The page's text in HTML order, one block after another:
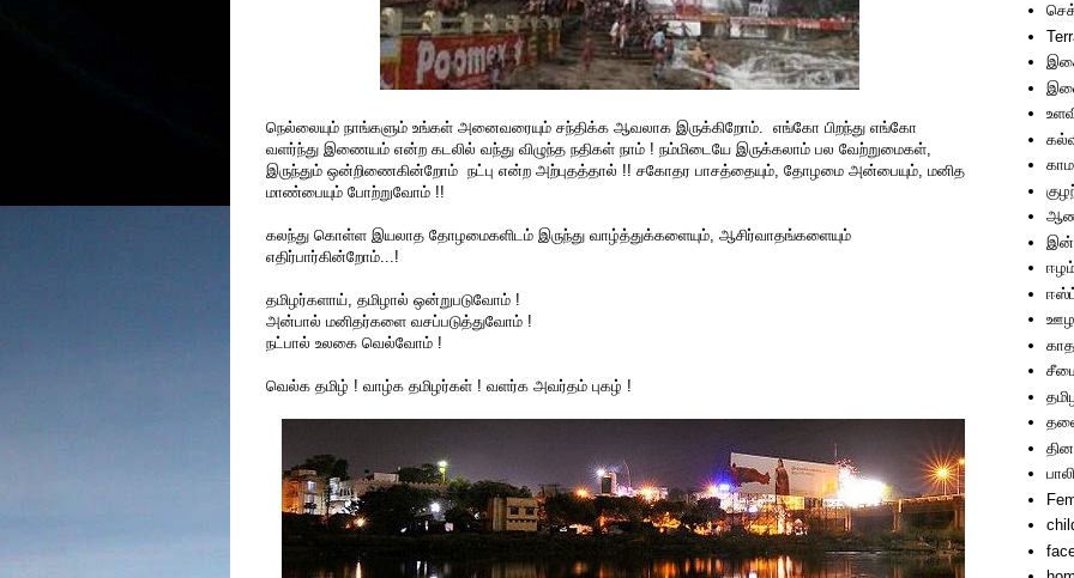
நெல்லையும் நாங்களும் உங்கள் அனைவரையும் சந்திக்க ஆவலாக இருக்கிறோம். எங்கோ பிறந்து எங்கோ
வளர்ந்து இணையம் என்ற கடலில் வந்து விழுந்த நதிகள் நாம் ! நம்மிடையே இருக்கலாம் பல வேற்றுமைகள்,
இருந்தும் ஒன்றிணைகின்றோம் நட்பு என்ற அற்புதத்தால் !! சகோதர பாசத்தையும், தோழமை அன்பையும், மனித
மாண்பையும் போற்றுவோம் !!
கலந்து கொள்ள இயலாத தோழமைகளிடம் இருந்து வாழ்த்துக்களையும், ஆசிர்வாதங்களையும்
எதிர்பார்கின்றோம்...!
தமிழர்களாய், தமிழால் ஒன்றுபடுவோம் !
அன்பால் மனிதர்களை வசப்படுத்துவோம் !
நட்பால் உலகை வெல்வோம் !
வெல்க தமிழ் ! வாழ்க தமிழர்கள் ! வளர்க அவர்தம் புகழ் !